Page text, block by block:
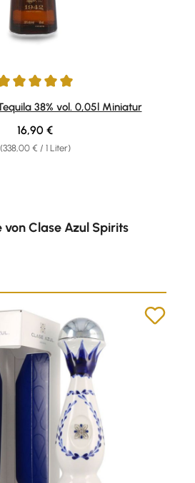
von 5 von 5 Sternen
38% vol. 0,05l Miniatur
(338,00 € / 1 Liter)
Regulärer Preis:
16,90 €
von Clase Azul Spirits